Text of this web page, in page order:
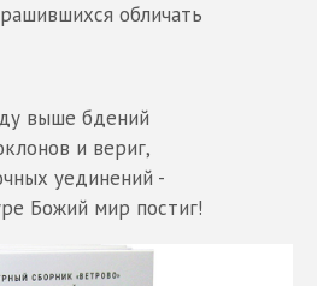
обличать
выше бдений
и вериг,
уединений -
Божий мир постиг!